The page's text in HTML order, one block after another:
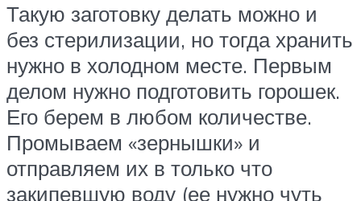
Такую заготовку делать можно и
без стерилизации, но тогда хранить
нужно в холодном месте. Первым
делом нужно подготовить горошек.
Его берем в любом количестве.
Промываем «зернышки» и
отправляем их в только что
закипевшую воду (ее нужно чуть